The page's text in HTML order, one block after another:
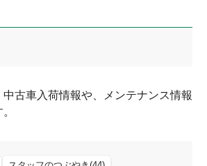
古車入荷情報や、メンテナンス情報